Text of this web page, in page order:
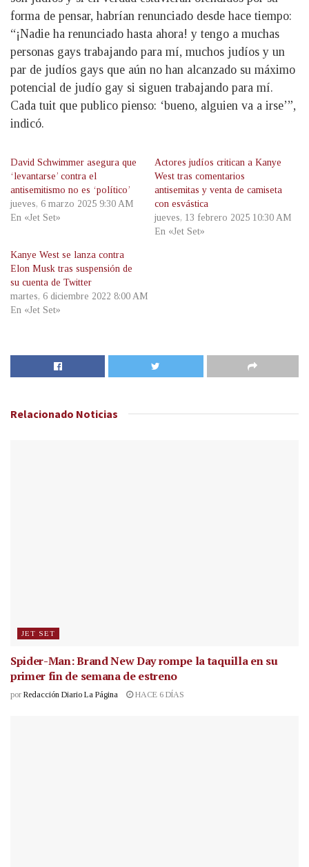
forma de pensar, habrían renunciado desde hace tiempo:
“¡Nadie ha renunciado hasta ahora! y tengo a muchas
personas gays trabajando para mí, muchos judíos y un
par de judíos gays que aún no han alcanzado su máximo
potencial de judío gay si siguen trabajando para mí.
Cada tuit que publico pienso: ‘bueno, alguien va a irse’”,
indicó.
David Schwimmer asegura que
‘levantarse’ contra el
antisemitismo no es ‘político’
jueves, 6 marzo 2025 9:30 AM
En «Jet Set»
Actores judíos critican a Kanye
West tras comentarios
antisemitas y venta de camiseta
con esvástica
jueves, 13 febrero 2025 10:30 AM
En «Jet Set»
Kanye West se lanza contra
Elon Musk tras suspensión de
su cuenta de Twitter
martes, 6 diciembre 2022 8:00 AM
En «Jet Set»
Relacionado Noticias
JET SET
Spider-Man: Brand New Day rompe la taquilla en su
primer fin de semana de estreno
por Redacción Diario La Página HACE 6 DÍAS